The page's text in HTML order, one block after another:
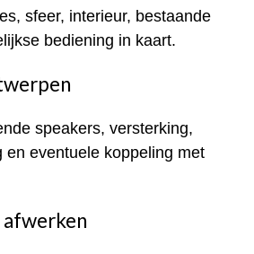
sfeer, interieur, bestaande
bediening in kaart.
speakers, versterking,
en eventuele koppeling met
afwerken